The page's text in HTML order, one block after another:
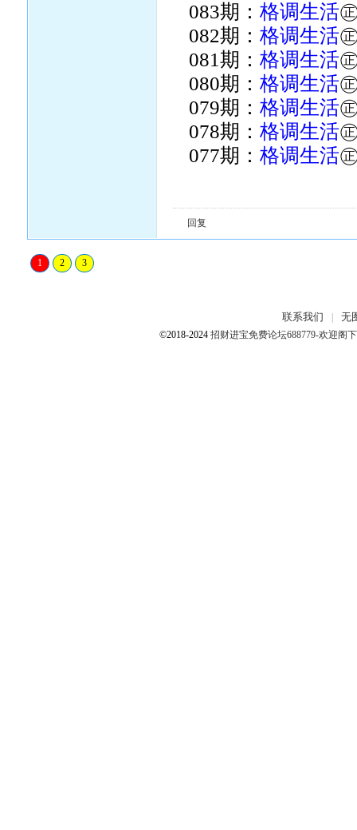
083期：格调生活
082期：格调生活
081期：格调生活
080期：格调生活
079期：格调生活
078期：格调生活
077期：格调生活
回复
1 2 3
联系我们 无
©2018-2024 招财进宝免费论坛688779-欢迎阁